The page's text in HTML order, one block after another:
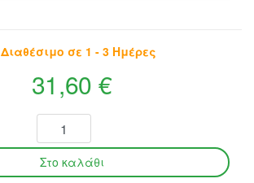
Διαθέσιμο σε 1 - 3 Ημέρες
31,60 €